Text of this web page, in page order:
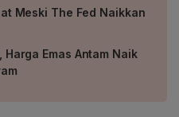
Meski The Fed Naikkan
Emas Antam Naik